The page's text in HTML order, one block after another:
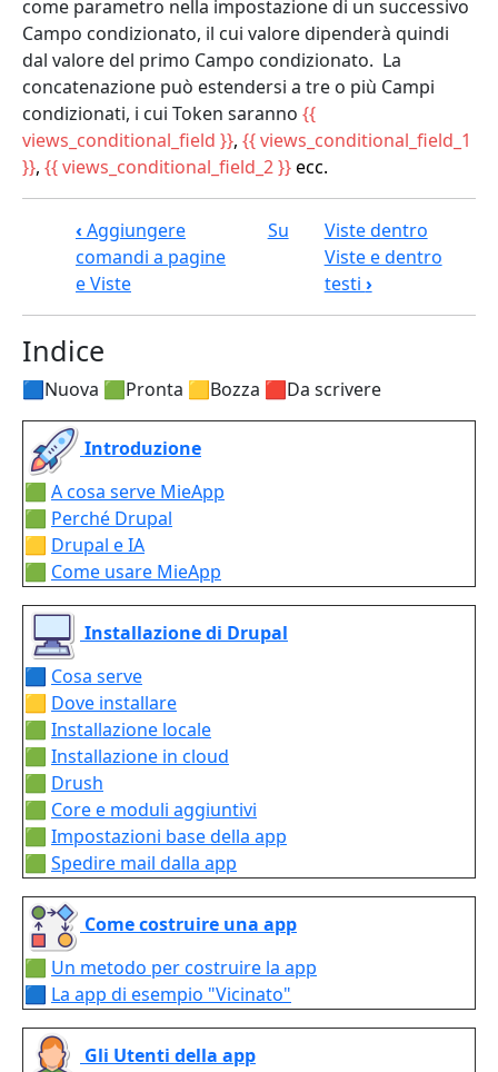
Indice
🟦Nuova 🟩Pronta 🟨Bozza 🟥Da scrivere
Introduzione
🟩 A cosa serve MieApp
🟩 Perché Drupal
🟨 Drupal e IA
🟩 Come usare MieApp
Installazione di Drupal
🟦 Cosa serve
🟨 Dove installare
🟩 Installazione locale
🟩 Installazione in cloud
🟩 Drush
🟩 Core e moduli aggiuntivi
🟩 Impostazioni base della app
🟩 Spedire mail dalla app
Come costruire una app
🟩 Un metodo per costruire la app
🟦 La app di esempio "Vicinato"
Gli Utenti della app
come parametro nella impostazione di un successivo
Campo condizionato, il cui valore dipenderà quindi
dal valore del primo Campo condizionato. La
concatenazione può estendersi a tre o più Campi
condizionati, i cui Token saranno {{
views_conditional_field }}, {{ views_conditional_field_1
}}, {{ views_conditional_field_2 }}ecc.
Link di attraversamento del book
‹ Aggiungere
comandi a pagine
e Viste
Su
Viste dentro
Viste e dentro
testi ›